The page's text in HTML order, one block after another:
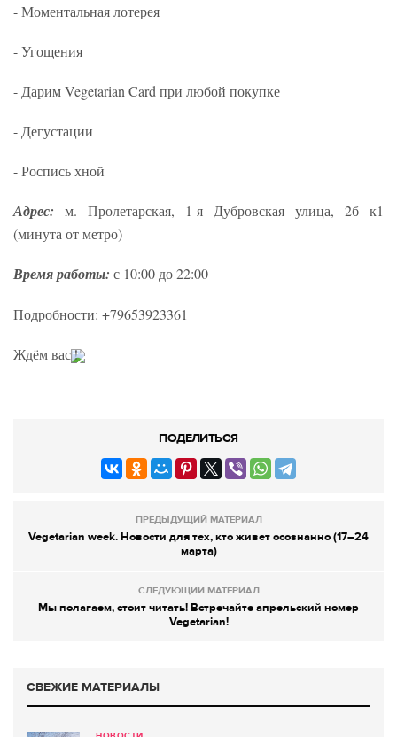
- Моментальная лотерея
- Угощения
- Дарим Vegetarian Card при любой покупке
- Дегустации
- Роспись хной
Адрес: м. Пролетарская, 1-я Дубровская улица, 2б к1
(минута от метро)
Время работы: с 10:00 до 22:00
Подробности: +79653923361
Ждём вас!
ПОДЕЛИТЬСЯ
ПРЕДЫДУЩИЙ МАТЕРИАЛ
Vegetarian week. Новости для тех, кто живет осознанно (17–24
марта)
СЛЕДУЮЩИЙ МАТЕРИАЛ
Мы полагаем, стоит читать! Встречайте апрельский номер
Vegetarian!
СВЕЖИЕ МАТЕРИАЛЫ